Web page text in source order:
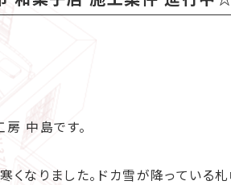
房 中島です。
くなりました。ドカ雪が降ってい